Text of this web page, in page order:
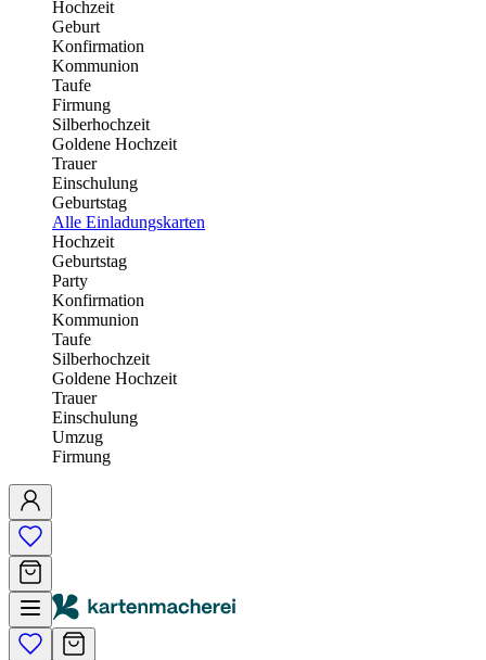
Hochzeit
Geburt
Konfirmation
Kommunion
Taufe
Firmung
Silberhochzeit
Goldene Hochzeit
Trauer
Einschulung
Geburtstag
Alle Einladungskarten
Hochzeit
Geburtstag
Party
Konfirmation
Kommunion
Taufe
Silberhochzeit
Goldene Hochzeit
Trauer
Einschulung
Umzug
Firmung